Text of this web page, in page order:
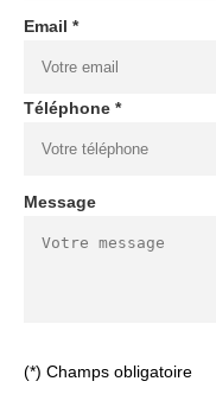
Email *
Téléphone *
Message
(*) Champs obligatoire